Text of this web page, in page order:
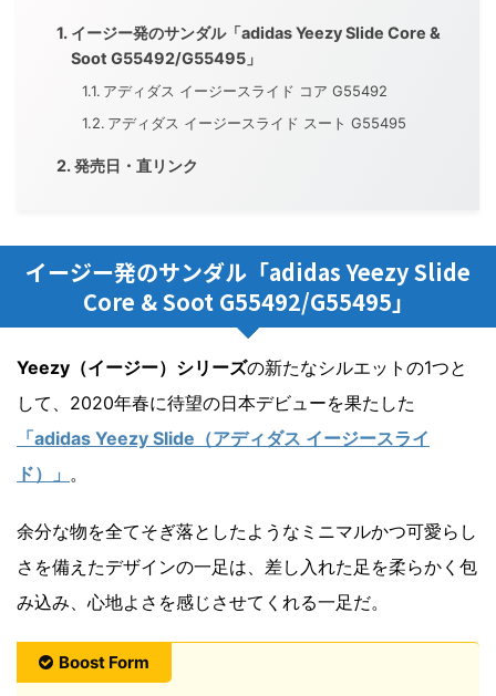
イージー発のサンダル「adidas Yeezy Slide Core &
Soot G55492/G55495」
アディダス イージースライド コア G55492
アディダス イージースライド スート G55495
発売日・直リンク
イージー発のサンダル「adidas Yeezy Slide
Core & Soot G55492/G55495」
Yeezy（イージー）シリーズの新たなシルエットの1つと
して、2020年春に待望の日本デビューを果たした
「adidas Yeezy Slide（アディダス イージースライ
ド）」 。
余分な物を全てそぎ落としたようなミニマルかつ可愛らし
さを備えたデザインの一足は、差し入れた足を柔らかく包
み込み、心地よさを感じさせてくれる一足だ。
Boost Form